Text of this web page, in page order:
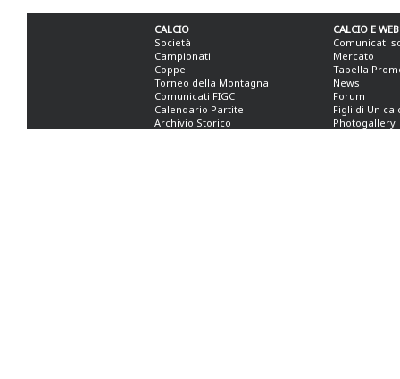
CALCIO
Società
Campionati
Coppe
Torneo della Montagna
Comunicati FIGC
Calendario Partite
Archivio Storico
CALCIO E WEB
Comunicati
Mercato
Tabella
News
Forum
Figli di Un
Photogallery